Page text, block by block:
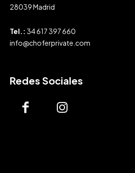
28039 Madrid
Tel.: 34 617 397 660
info@choferprivate.com
Redes Sociales